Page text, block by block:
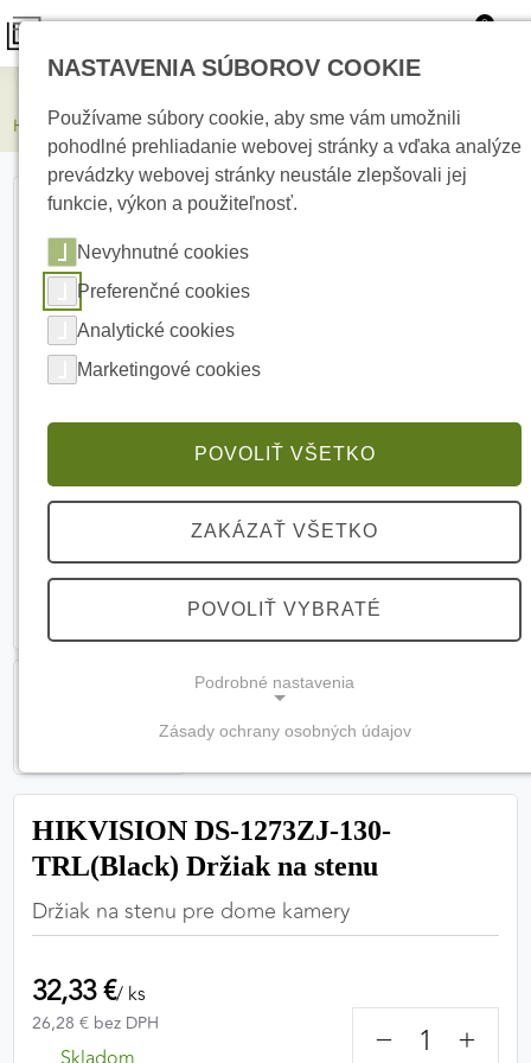
0
HIKVISION DS-1273ZJ-130-TRL(Black) Držiak na stenu
HIKVISION DS-1273ZJ-130-
TRL(Black) Držiak na stenu
Držiak na stenu pre dome kamery
32,33 €/ ks
26,28 € bez DPH − +
NASTAVENIA SÚBOROV COOKIE
Používame súbory cookie, aby sme vám umožnili
pohodlné prehliadanie webovej stránky a vďaka analýze
prevádzky webovej stránky neustále zlepšovali jej
funkcie, výkon a použiteľnosť.
Nevyhnutné cookies
Preferenčné cookies
Analytické cookies
Marketingové cookies
POVOLIŤ VŠETKO
ZAKÁZAŤ VŠETKO
POVOLIŤ VYBRATÉ
Podrobné nastavenia
Tieto cookies sú potrebné na správne fungovanie
webovej stránky a bez nich by nebolo možné
PREFERENČNÉ COOKIES
Zásady ochrany osobných údajov